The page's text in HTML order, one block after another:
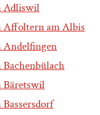
Adliswil
Affoltern am Albis
Andelfingen
Bachenbülach
Bäretswil
Bassersdorf